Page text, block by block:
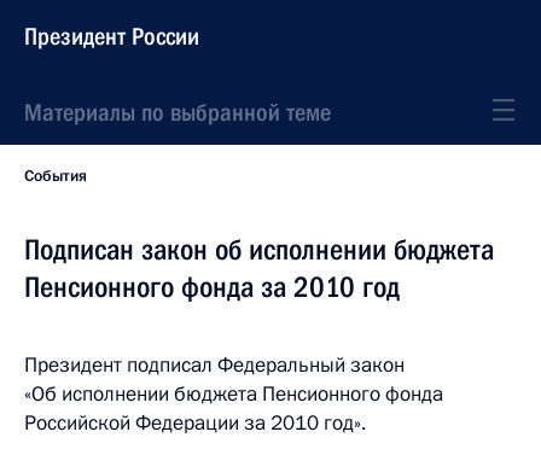
Президент России
Материалы по выбранной теме
События
Подписан закон об исполнении бюджета
Пенсионного фонда за 2010 год
Президент подписал Федеральный закон
«Об исполнении бюджета Пенсионного фонда
Российской Федерации за 2010 год».